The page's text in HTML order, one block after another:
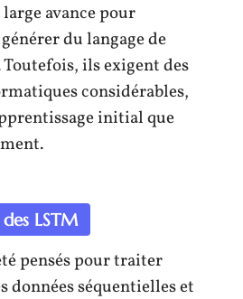
avance pour
du langage de
ils exigent des
considérables,
initial que
LSTM
pensés pour traiter
données séquentielles et